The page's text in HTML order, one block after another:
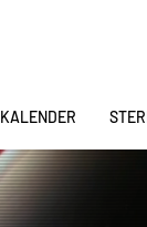
KALENDER